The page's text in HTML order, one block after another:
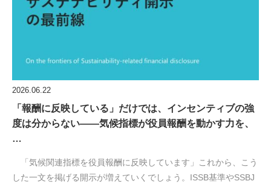
2026.06.22
「報酬に反映している」だけでは、インセンティブの強
度は分からない――気候指標が役員報酬を動かす力を、
…
「気候関連指標を役員報酬に反映しています」これから、こう
した一文を掲げる開示が増えていくでしょう。ISSB基準やSSBJ